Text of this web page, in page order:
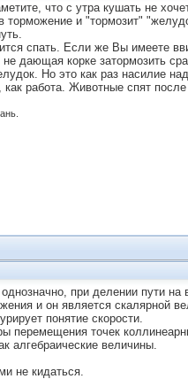
что с утра кушать не
торможение и "тормозит"
спать. Если же Вы имеете
дающая корке затормозить
Но это как раз насилие
работа. Животные спят
при делении пути на
и он является скалярной
понятие скорости.
перемещения точек
алгебраические величины.
не кидаться.